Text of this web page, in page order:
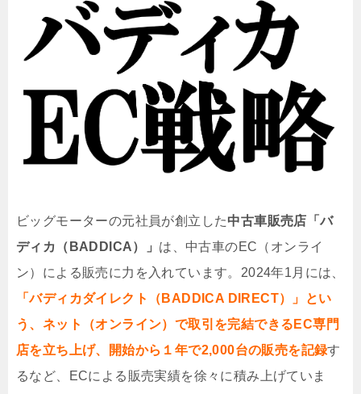
ビッグモーターの元社員が創立した中古車販売店「バ
ディカ（BADDICA）」 は、中古車のEC （オンライ
ン）による販売に力を入れています。 2024年1 月には、
「バディカダイレクト（BADDICA DIRECT）」とい
う、ネット（オンライン）で取引を完結できるEC専門
店を立ち上げ、開始から１年で2,000台の販売を記録す
るなど、ECによる販売実績を徐々に積み上げていま